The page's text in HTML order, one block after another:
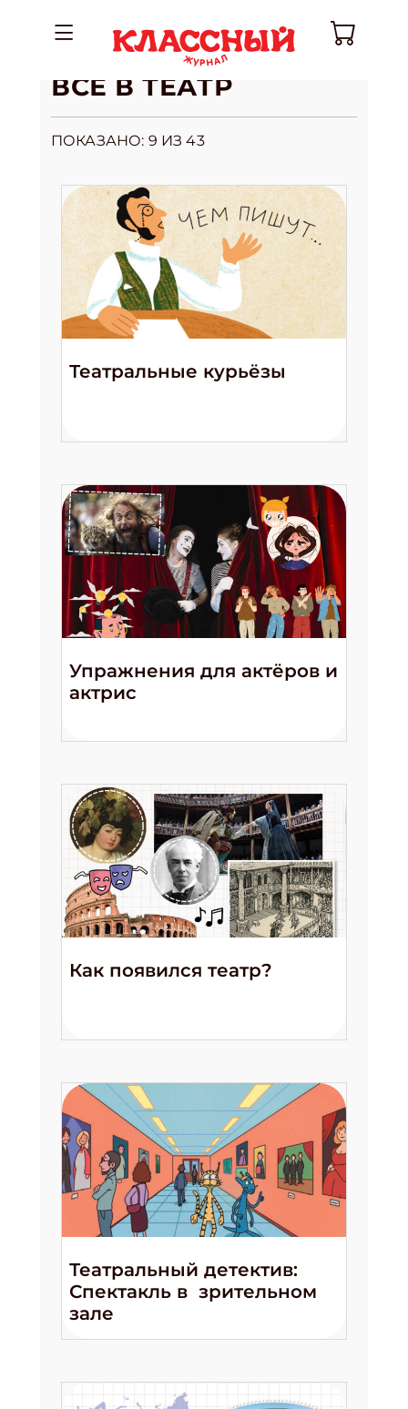
ВСЕ В ТЕАТР
ПОКАЗАНО: 9 ИЗ 43
Театральные курьёзы
Упражнения для актёров и
актрис
Как появился театр?
Театральный детектив:
Спектакль в зрительном
зале